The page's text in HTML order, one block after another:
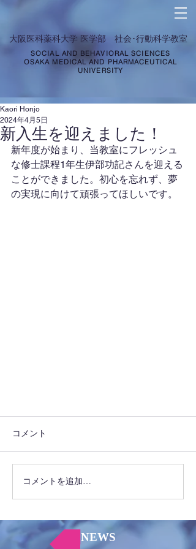
​大阪医科薬科大学 医学部 社会･行動科学教室
SOCIAL AND BEHAVIORAL SCIENCES
OSAKA MEDICAL AND PHARMACEUTICAL
UNIVERSITY
新入生を迎えました！
Kaori Honjo
2024年4月5日
新年度が始まり、当教室にフレッシュ
な修士課程1年生伊部功記さんを迎える
ことができました。初心を忘れず、夢
の実現に向けて頑張ってほしいです。
コメント
コメントを追加…
NEWS